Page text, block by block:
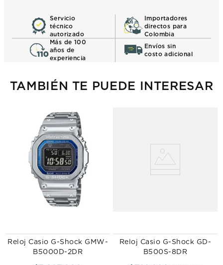
Servicio
técnico
autorizado
Importadores
directos para
Colombia
Más de 100
años de
experiencia
Envíos sin
costo adicional
TAMBIÉN TE PUEDE INTERESAR
Reloj Casio G-Shock GMW-
B5000D-2DR
Reloj Casio G-Shock GD-
B500S-8DR